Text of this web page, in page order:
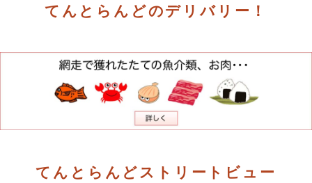
てんとらんどのデリバリー！
てんとらんどストリートビュー